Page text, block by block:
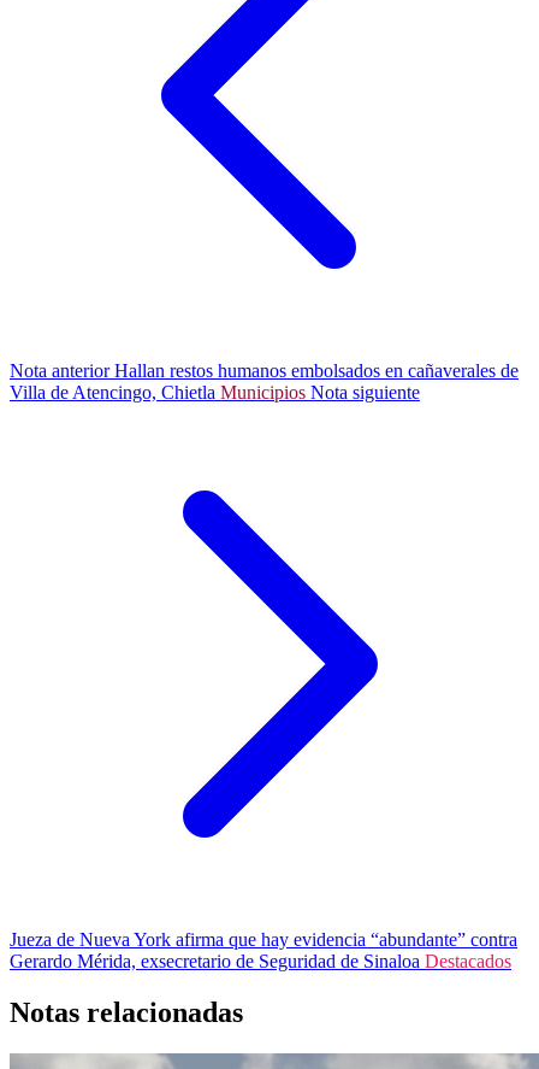
Nota anteriorHallan restos humanos embolsados en cañaverales de
Villa de Atencingo, Chietla Municipios Nota siguiente
Jueza de Nueva York afirma que hay evidencia “abundante” contra
Gerardo Mérida, exsecretario de Seguridad de Sinaloa Destacados
Notas relacionadas